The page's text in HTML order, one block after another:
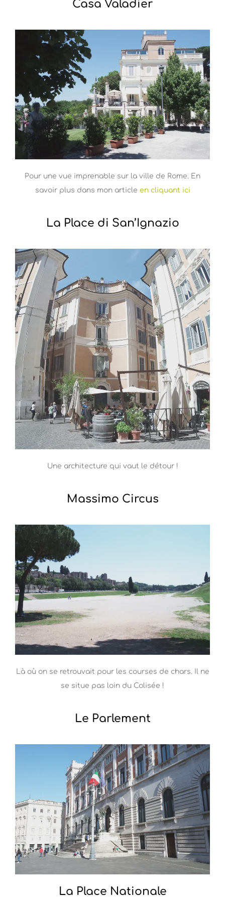
Casa Valadier
Pour une vue imprenable sur la ville de Rome. En
savoir plus dans mon article en cliquant ici
La Place di San’Ignazio
Une architecture qui vaut le détour !
Massimo Circus
Là où on se retrouvait pour les courses de chars. Il ne
se situe pas loin du Colisée !
Le Parlement
La Place Nationale